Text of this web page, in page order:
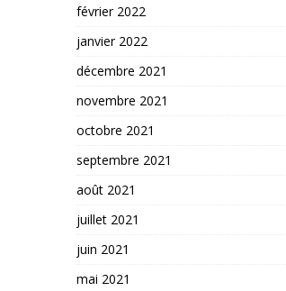
février 2022
janvier 2022
décembre 2021
novembre 2021
octobre 2021
septembre 2021
août 2021
juillet 2021
juin 2021
mai 2021